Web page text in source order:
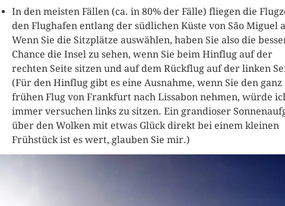
In den meisten Fällen (ca. in 80% der Fälle) fliegen die
den Flughafen entlang der südlichen Küste von São Miguel
Wenn Sie die Sitzplätze auswählen, haben Sie also die
Chance die Insel zu sehen, wenn Sie beim Hinflug auf der
rechten Seite sitzen und auf dem Rückflug auf der linken
(Für den Hinflug gibt es eine Ausnahme, wenn Sie den ganz
frühen Flug von Frankfurt nach Lissabon nehmen, würde
immer versuchen links zu sitzen. Ein grandioser
über den Wolken mit etwas Glück direkt bei einem kleinen
Frühstück ist es wert, glauben Sie mir.)